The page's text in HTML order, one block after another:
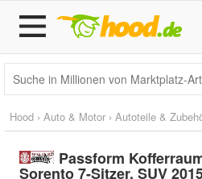
Hood › Auto & Motor › Autoteile &
Passform
Sorento 7-Sitzer, SUV